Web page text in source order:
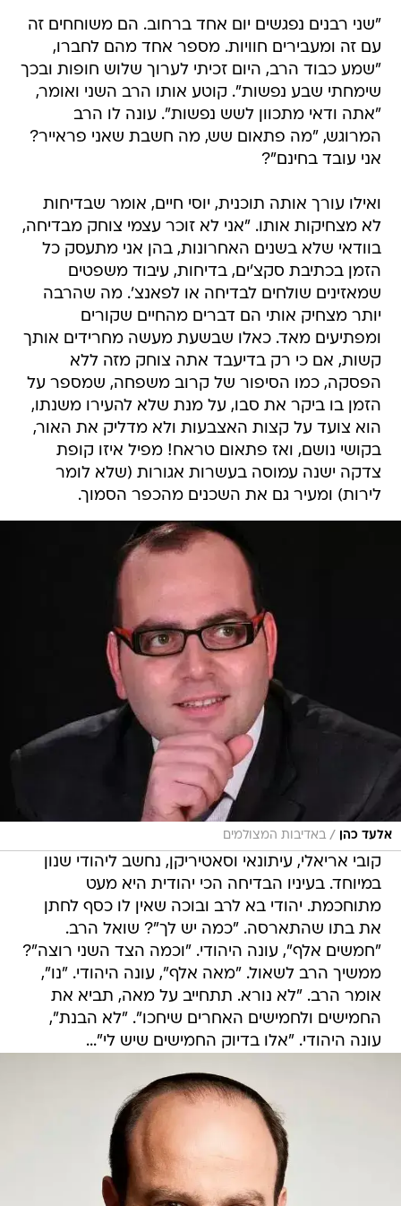
"שני רבנים נפגשים יום אחד ברחוב. הם משוחחים זה
עם זה ומעבירים חוויות. מספר אחד מהם לחברו,
"שמע כבוד הרב, היום זכיתי לערוך שלוש חופות ובכך
שימחתי שבע נפשות". קוטע אותו הרב השני ואומר,
"אתה ודאי מתכוון לשש נפשות". עונה לו הרב
המרוגש, "מה פתאום שש, מה חשבת שאני פראייר?
אני עובד בחינם"?
ואילו עורך אותה תוכנית, יוסי חיים, אומר שבדיחות
לא מצחיקות אותו. "אני לא זוכר עצמי צוחק מבדיחה,
בוודאי שלא בשנים האחרונות, בהן אני מתעסק כל
הזמן בכתיבת סקצ'ים, בדיחות, עיבוד משפטים
שמאזינים שולחים לבדיחה או לפאנצ'. מה שהרבה
יותר מצחיק אותי הם דברים מהחיים שקורים
ומפתיעים מאד. כאלו שבשעת מעשה מחרידים אותך
קשות, אם כי רק בדיעבד אתה צוחק מזה ללא
הפסקה, כמו הסיפור של קרוב משפחה, שמספר על
הזמן בו ביקר את סבו, על מנת שלא להעירו משנתו,
הוא צועד על קצות האצבעות ולא מדליק את האור,
בקושי נושם, ואז פתאום טראח! מפיל איזו קופת
צדקה ישנה עמוסה בעשרות אגורות (שלא לומר
לירות) ומעיר גם את השכנים מהכפר הסמוך.
אלעד כהן / באדיבות המצולמים
קובי אריאלי, עיתונאי וסאטיריקן, נחשב ליהודי שנון
במיוחד. בעיניו הבדיחה הכי יהודית היא מעט
מתוחכמת. יהודי בא לרב ובוכה שאין לו כסף לחתן
את בתו שהתארסה. "כמה יש לך"? שואל הרב.
"חמשים אלף", עונה היהודי. "וכמה הצד השני רוצה"?
ממשיך הרב לשאול. "מאה אלף", עונה היהודי. "נו",
אומר הרב. "לא נורא. תתחייב על מאה, תביא את
החמישים ולחמישים האחרים שיחכו". "לא הבנת",
עונה היהודי. "אלו בדיוק החמישים שיש לי"...